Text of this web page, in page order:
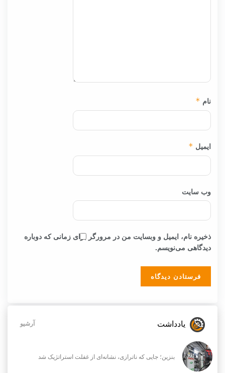
نام *
ایمیل *
وب‌ سایت
ذخیره نام، ایمیل و وبسایت من در مرورگر برای زمانی که دوباره
دیدگاهی می‌نویسم.
یادداشت آرشیو
بنزین؛ جایی که ناترازی، نشانه‌ای از غفلت استراتژیک شد